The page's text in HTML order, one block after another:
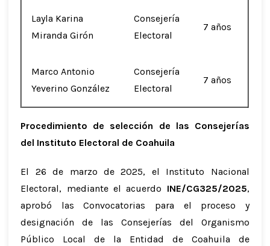
Layla Karina
Miranda Girón
Consejería
Electoral
7 años
Marco Antonio
Yeverino González
Consejería
Electoral
7 años
Procedimiento de selección de las Consejerías
del Instituto Electoral de Coahuila
El 26 de marzo de 2025, el Instituto Nacional
Electoral, mediante el acuerdo INE/CG325/2025,
aprobó las Convocatorias para el proceso y
designación de las Consejerías del Organismo
Público Local de la Entidad de Coahuila de